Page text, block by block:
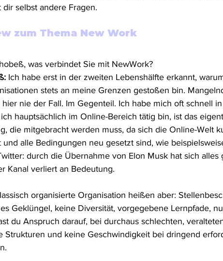
dir selbst andere Fragen.
zum Thema New Work
was verbindet Sie mit NewWork?
Ich habe erst in der zweiten Lebenshälfte erkannt,
stets an meine Grenzen gestoßen bin.
nie der Fall. Im Gegenteil. Ich habe mich oft schnell
hauptsächlich im Online-Bereich tätig bin, ist das
die mitgebracht werden muss, da sich die Online-Welt
alle Bedingungen neu gesetzt sind, wie
durch die Übernahme von Elon Musk hat sich alles
Kanal verliert an Bedeutung.
organisierte Organisation heißen aber:
Geklüngel, keine Diversität, vorgegebene Lernpfade,
du Anspruch darauf, bei durchaus schlechten,
Strukturen und keine Geschwindigkeit bei dringend